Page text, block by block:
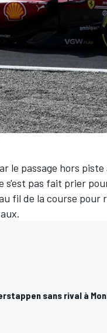
le passage hors
s'est pas fait prier
fil de la course
sans rival à